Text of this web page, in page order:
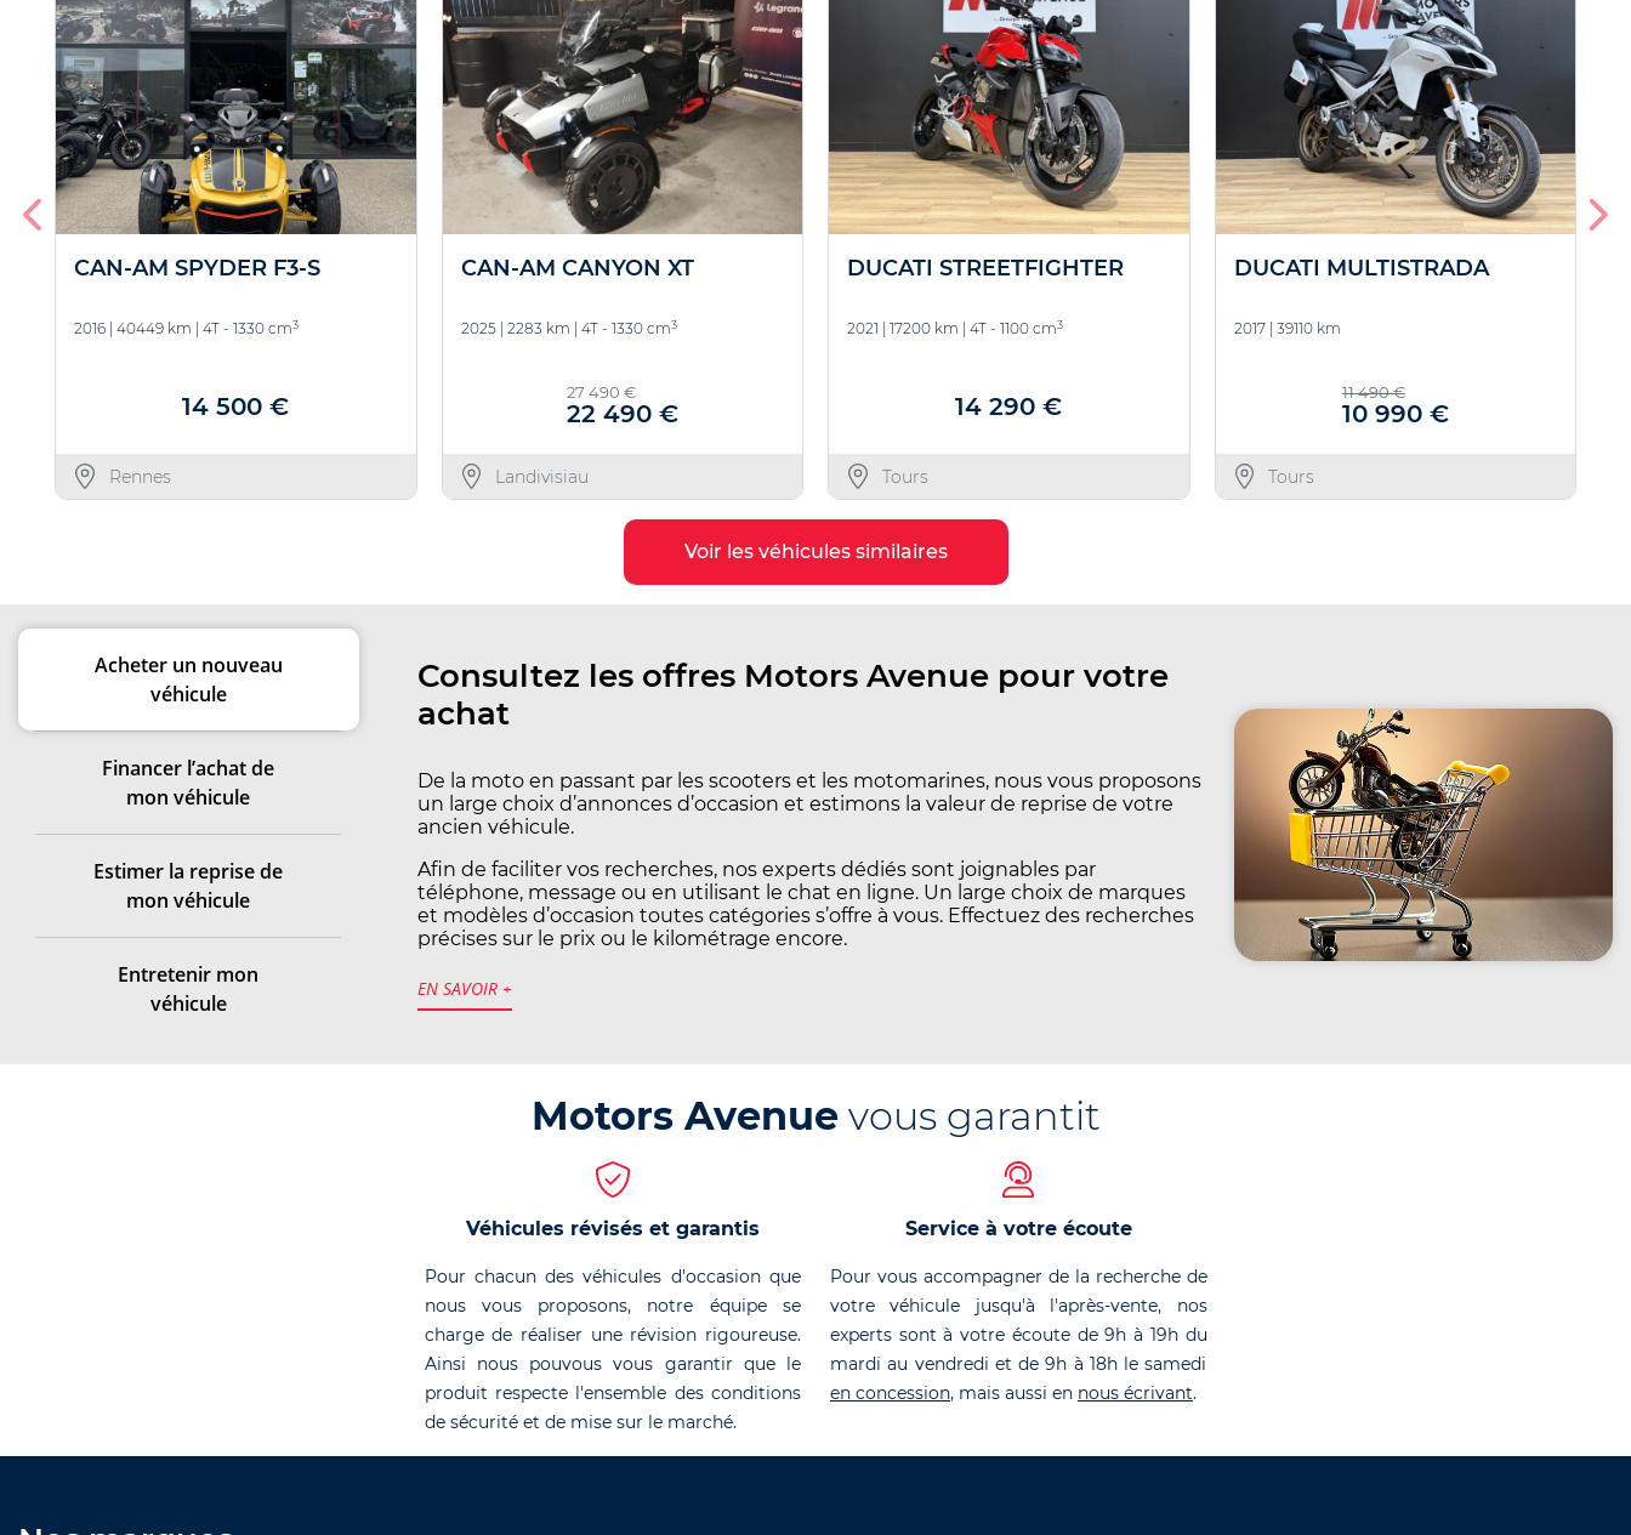
CAN-AM SPYDER F3-S
2016 40449 km 4T - 1330 cm3
14 500 €
Rennes
CAN-AM CANYON XT
2025| 2283 km 4T - 1330 cm3
27 490 €
22 490 €
Landivisiau
DUCATI STREETFIGHTER
2021 17200 km 4T - 1100 cm3
14 290 €
Tours
DUCATI MULTISTRADA
2017| 39110 km
11 490 €
10 990 €
Tours
Voir les véhicules similaires
Acheter un nouveau
véhicule
Financer l’achat de
mon véhicule
Estimer la reprise de
mon véhicule
Entretenir mon
véhicule
Consultez les offres Motors Avenue pour votre
achat
De la moto en passant par les scooters et les motomarines, nous vous proposons
un large choix d’annonces d’occasion et estimons la valeur de reprise de votre
ancien véhicule.
Afin de faciliter vos recherches, nos experts dédiés sont joignables par
téléphone, message ou en utilisant le chat en ligne. Un large choix de marques
et modèles d’occasion toutes catégories s’offre à vous. Effectuez des recherches
précises sur le prix ou le kilométrage encore.
EN SAVOIR +
Motors Avenuevous garantit
Véhicules révisés et garantis
Pour chacun des véhicules d'occasion que
nous vous proposons, notre équipe se
charge de réaliser une révision rigoureuse.
Ainsi nous pouvous vous garantir que le
produit respecte l'ensemble des conditions
de sécurité et de mise sur le marché.
Service à votre écoute
Pour vous accompagner de la recherche de
votre véhicule jusqu'à l'après-vente, nos
experts sont à votre écoute de 9h à 19h du
mardi au vendredi et de 9h à 18h le samedi
en concession, mais aussi en nous écrivant.